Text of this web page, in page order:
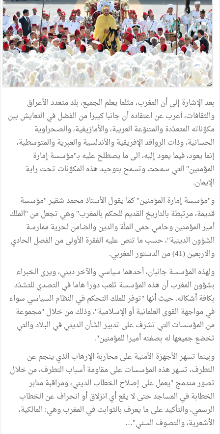
بعد الإشارة إلى أن المغرب، مثلما يعلم الجميع، بلد متعدد الأعراق
والثقافات، أعرب عن اعتقاده أن جانبا كبيرا من الفضل في التعايش بين
مكوّناته المتعدّدة والمتنوّعة العربية، والأمازيغية، والصحراوية
الحسانية، وذات الروافد الإفريقية والأندلسية والعبرية والمتوسطية،
إنما يعود، فيما يعود إليه، الى ما يصطلح عليه بـ"مؤسسة إمارة
المؤمنين" التي سمحت وتسمح بتوحيد هذه المكوّنات تحت راية
الإيمان.
و"مؤسسة إمارة المؤمنين" كما يقول الأستاذ محمد شقير "مؤسسة
قديمة، مرتبطة بالتاريخ القديم للحكم بالمغرب" وهي تجعل من "الملك
أمير المؤمنين وحامي حمى الملّة والدين والضامن لحرية ممارسة
الشؤون الدينية"، حسب ما تنص عليه الفقرة الأولى من الفصل الحادي
والاربعين (41) من الدستور المغربي.
ولهذه المؤسسة جانبان، أحدهما سياسي والآخر ديني، ويرى الخبراء
بشؤون المغرب أن هذه المؤسسة تلعب دورا هاما في التصدي للتشدّد
بكافة أشكاله، حيث أنها "توفر للملك التحكم في النظام السياسي سواء
في مواجهة القوى العلمانية أو الإسلامية"، وذلك من خلال "مجموعة
من المؤسسات التي تشرف على تدبير الشأن الديني في البلاد والتي
تخضع جميعها له بصفته أميرا للمؤمنين".
وبينما تسهر الأجهزة الأمنية على محاربة الإرهاب الذي ينجم عن
التطرف، تسهر هذه المؤسسات على مقاومة أسباب التطرف، من خلال
تصور مندمج "يعمل على إصلاح الخطاب الديني، ومراقبة منابر
الخطابة في المساجد حتى لا يقع أي انزلاق أو انحراف عن الخطاب
الرسمي، والتأكيد على ما يعرف بالثوابت في المغرب وهي: المالكية،
الأشعرية، والتصوف السني"…